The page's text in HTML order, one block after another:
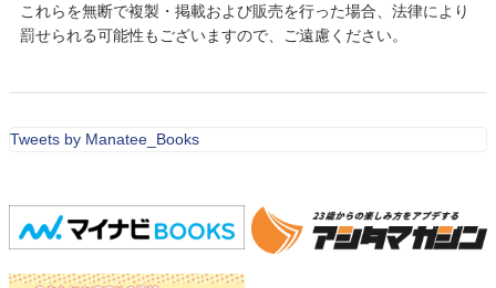
これらを無断で複製・掲載および販売を行った場合、法律により
罰せられる可能性もございますので、ご遠慮ください。
Tweets by Manatee_Books